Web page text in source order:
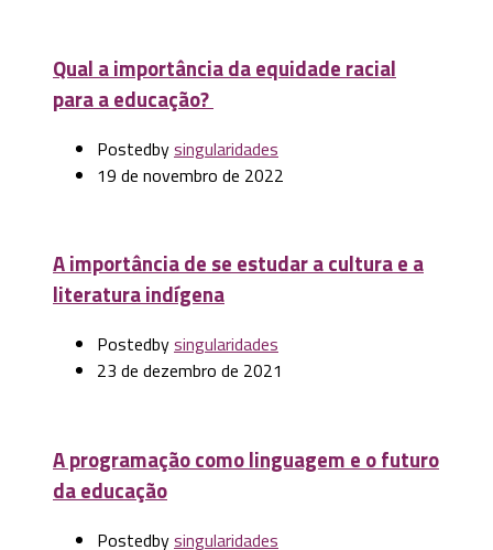
Qual a importância da equidade racial
para a educação?
Postedbysingularidades
19 de novembro de 2022
A importância de se estudar a cultura e a
literatura indígena
Postedbysingularidades
23 de dezembro de 2021
A programação como linguagem e o futuro
da educação
Postedbysingularidades